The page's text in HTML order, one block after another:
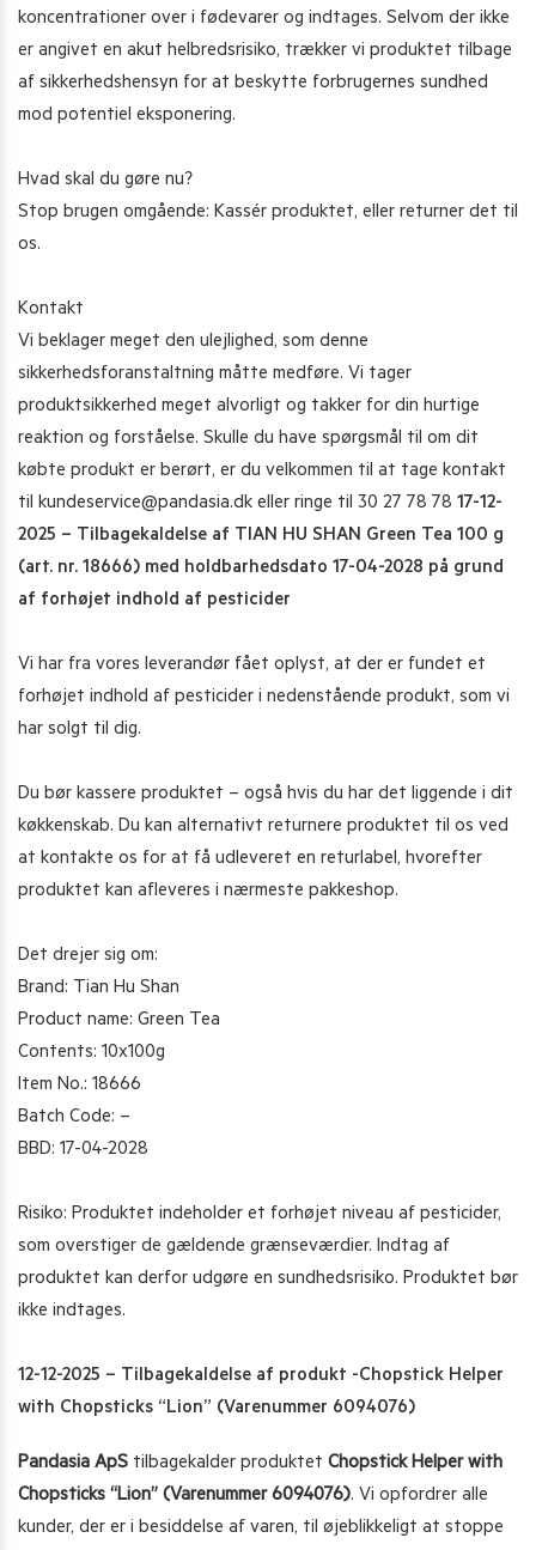
koncentrationer over i fødevarer og indtages. Selvom der ikke
er angivet en akut helbredsrisiko, trækker vi produktet tilbage
af sikkerhedshensyn for at beskytte forbrugernes sundhed
mod potentiel eksponering.
Hvad skal du gøre nu?
Stop brugen omgående: Kassér produktet, eller returner det til
os.
Kontakt
Vi beklager meget den ulejlighed, som denne
sikkerhedsforanstaltning måtte medføre. Vi tager
produktsikkerhed meget alvorligt og takker for din hurtige
reaktion og forståelse. Skulle du have spørgsmål til om dit
købte produkt er berørt, er du velkommen til at tage kontakt
til kundeservice@pandasia.dk eller ringe til 30 27 78 78 17-12-
2025 – Tilbagekaldelse af TIAN HU SHAN Green Tea 100 g
(art. nr. 18666) med holdbarhedsdato 17-04-2028 på grund
af forhøjet indhold af pesticider
Vi har fra vores leverandør fået oplyst, at der er fundet et
forhøjet indhold af pesticider i nedenstående produkt, som vi
har solgt til dig.
Du bør kassere produktet – også hvis du har det liggende i dit
køkkenskab. Du kan alternativt returnere produktet til os ved
at kontakte os for at få udleveret en returlabel, hvorefter
produktet kan afleveres i nærmeste pakkeshop.
Det drejer sig om:
Brand: Tian Hu Shan
Product name: Green Tea
Contents: 10x100g
Item No.: 18666
Batch Code: –
BBD: 17-04-2028
Risiko: Produktet indeholder et forhøjet niveau af pesticider,
som overstiger de gældende grænseværdier. Indtag af
produktet kan derfor udgøre en sundhedsrisiko. Produktet bør
ikke indtages.
12-12-2025 – Tilbagekaldelse af produkt -Chopstick Helper
with Chopsticks “Lion” (Varenummer 6094076)
Pandasia ApS tilbagekalder produktet Chopstick Helper with
Chopsticks “Lion” (Varenummer 6094076). Vi opfordrer alle
kunder, der er i besiddelse af varen, til øjeblikkeligt at stoppe